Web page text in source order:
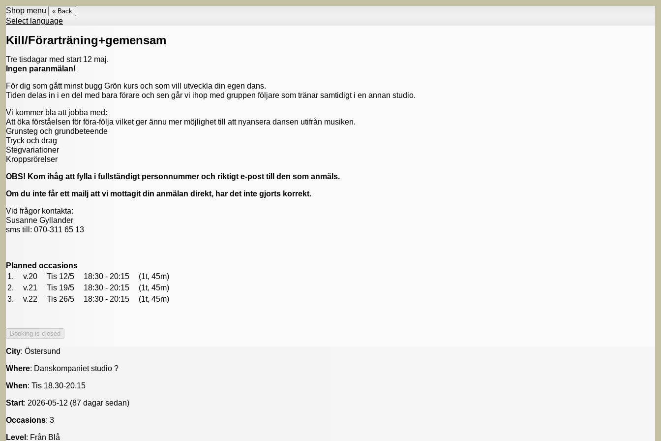
Shop menu « Back
Select language
Kill/Förarträning+gemensam
Tre tisdagar med start 12 maj.
Ingen paranmälan!
För dig som gått minst bugg Grön kurs och som vill utveckla din egen dans.
Tiden delas in i en del med bara förare och sen går vi ihop med gruppen följare som tränar samtidigt i en annan studio.
Vi kommer bla att jobba med:
Att öka förståelsen för föra-följa vilket ger ännu mer möjlighet till att nyansera dansen utifrån musiken.
Grunsteg och grundbeteende
Tryck och drag
Stegvariationer
Kroppsrörelser
OBS! Kom ihåg att fylla i fullständigt personnummer och riktigt e-post till den som anmäls.
Om du inte får ett mailj att vi mottagit din anmälan direkt, har det inte gjorts korrekt.
Vid frågor kontakta:
Susanne Gyllander
sms till: 070-311 65 13
Planned occasions
1.
v.20 Tis 12/5 18:30 - 20:15
(1t, 45m)
2.
v.21 Tis 19/5 18:30 - 20:15
(1t, 45m)
3.
v.22 Tis 26/5 18:30 - 20:15 (1t, 45m)
City: Östersund
Where: Danskompaniet studio ?
When: Tis 18.30-20.15
Start: 2026-05-12 (87 dagar sedan)
Occasions: 3
Level : Från Blå